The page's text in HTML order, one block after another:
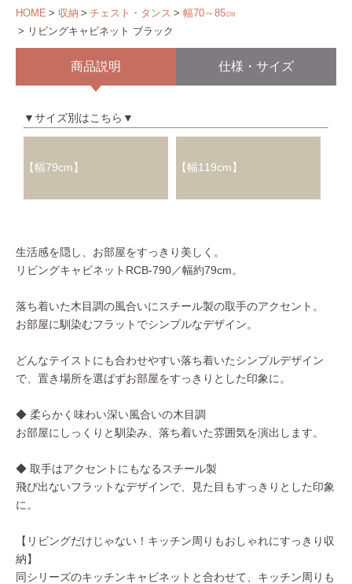
HOME 収納 チェスト・タンス
幅70～85㎝
リビングキャビネット ブラック
商品説明 仕様・サイズ
▼サイズ別はこちら▼
【幅79cm】 【幅119cm】
生活感を隠し、お部屋をすっきり美しく。
リビングキャビネットRCB-790／幅約79cm。
落ち着いた木目調の風合いにスチール製の取手のアクセント。
お部屋に馴染むフラットでシンプルなデザイン。
どんなテイストにも合わせやすい落ち着いたシンプルデザイン
で、置き場所を選ばずお部屋をすっきりとした印象に。
◆ 柔らかく味わい深い風合いの木目調
お部屋にしっくりと馴染み、落ち着いた雰囲気を演出します。
◆ 取手はアクセントにもなるスチール製
飛び出ないフラットなデザインで、見た目もすっきりとした印象
に。
【リビングだけじゃない！キッチン周りもおしゃれにすっきり収
納】
同シリーズのキッチンキャビネットと合わせて、キッチン周りも